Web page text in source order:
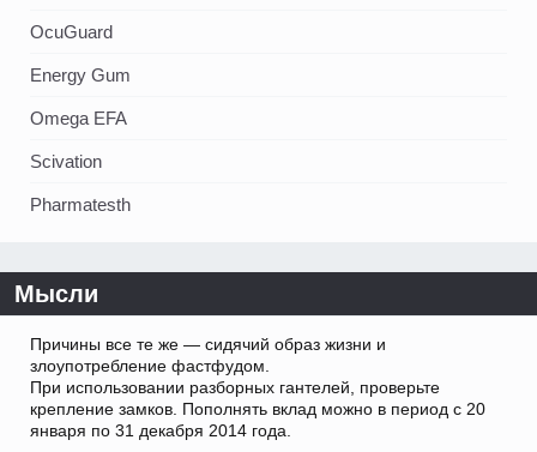
OcuGuard
Energy Gum
Omega EFA
Scivation
Pharmatesth
Мысли
Причины все те же — сидячий образ жизни и
злоупотребление фастфудом.
При использовании разборных гантелей, проверьте
крепление замков. Пополнять вклад можно в период с 20
января по 31 декабря 2014 года.